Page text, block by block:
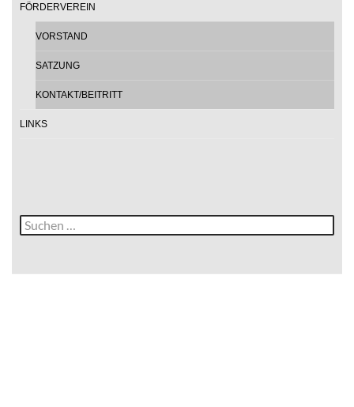
FÖRDERVEREIN
VORSTAND
SATZUNG
KONTAKT/BEITRITT
LINKS
Suche
nach: